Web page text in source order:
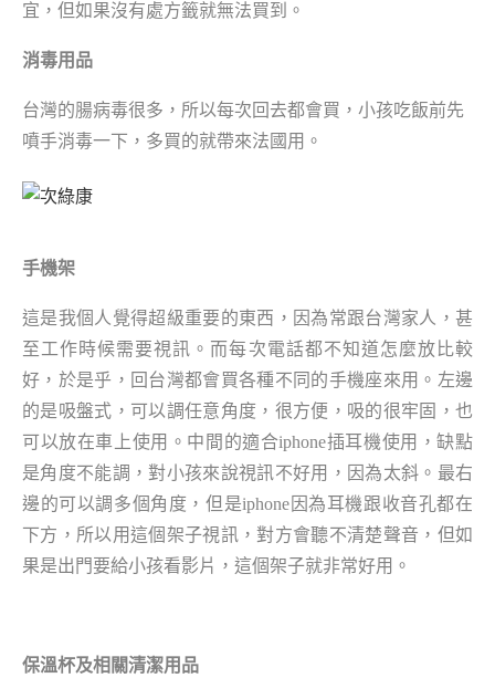
宜，但如果沒有處方籤就無法買到。
消毒用品
台灣的腸病毒很多，所以每次回去都會買，小孩吃飯前先
噴手消毒一下，多買的就帶來法國用。
手機架
這是我個人覺得超級重要的東西，因為常跟台灣家人，甚
至工作時候需要視訊。而每次電話都不知道怎麼放比較
好，於是乎，回台灣都會買各種不同的手機座來用。左邊
的是吸盤式，可以調任意角度，很方便，吸的很牢固，也
可以放在車上使用。中間的適合iphone插耳機使用，缺點
是角度不能調，對小孩來說視訊不好用，因為太斜。最右
邊的可以調多個角度，但是iphone因為耳機跟收音孔都在
下方，所以用這個架子視訊，對方會聽不清楚聲音，但如
果是出門要給小孩看影片，這個架子就非常好用。
保溫杯及相關清潔用品